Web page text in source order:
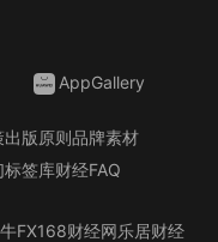
AppGallery
出版原则品牌素材
标签库财经FAQ
FX168财经网乐居财经